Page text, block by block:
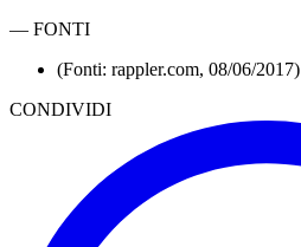
— FONTI
(Fonti: rappler.com, 08/06/2017)
CONDIVIDI